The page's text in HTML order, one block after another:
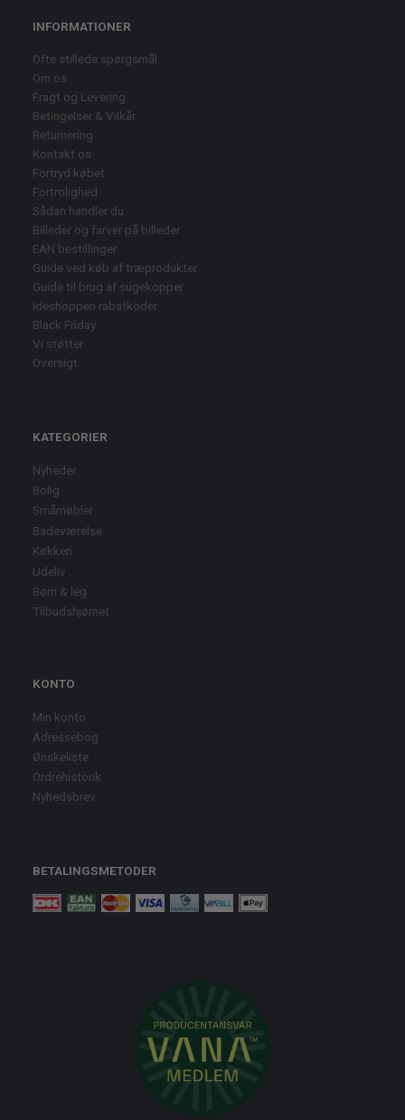
INFORMATIONER
Ofte stillede spørgsmål
Om os
Fragt og Levering
Betingelser & Vilkår
Returnering
Kontakt os
Fortryd købet
Fortrolighed
Sådan handler du
Billeder og farver på billeder
EAN bestillinger
Guide ved køb af træprodukter
Guide til brug af sugekopper
Ideshoppen rabatkoder
Black Friday
Vi støtter
Oversigt
KATEGORIER
Nyheder
Bolig
Småmøbler
Badeværelse
Køkken
Udeliv
Børn & leg
Tilbudshjørnet
KONTO
Min konto
Adressebog
Ønskeliste
Ordrehistorik
Nyhedsbrev
BETALINGSMETODER